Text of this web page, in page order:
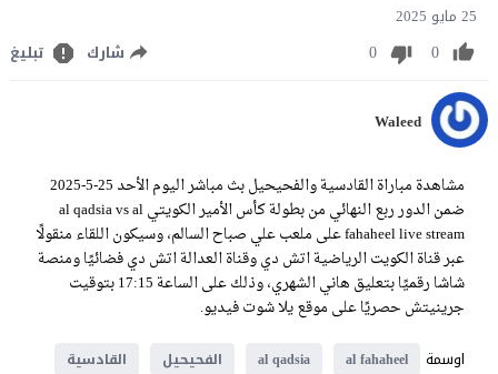
25 مايو 2025
0
0 شارك تبليغ
Waleed
مشاهدة مباراة القادسية والفحيحيل بث مباشر اليوم الأحد 25-5-2025
ضمن الدور ربع النهائي من بطولة كأس الأمير الكويتي al qadsia vs al
fahaheel live stream على ملعب علي صباح السالم، وسيكون اللقاء منقولًا
عبر قناة الكويت الرياضية اتش دي وقناة العدالة اتش دي فضائيًا ومنصة
شاشا رقميًا بتعليق هاني الشهري، وذلك على الساعة 17:15 بتوقيت
جرينيتش حصريًا على موقع يلا شوت فيديو.
اوسمة
al fahaheel
al qadsia الفحيحيل
القادسية